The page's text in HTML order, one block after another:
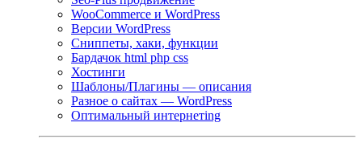
WooCommerce и WordPress
Версии WordPress
Сниппеты, хаки, функции
Бардачок html php css
Хостинги
Шаблоны/Плагины — описания
Разное о сайтах — WordPress
Оптимальный интернетing